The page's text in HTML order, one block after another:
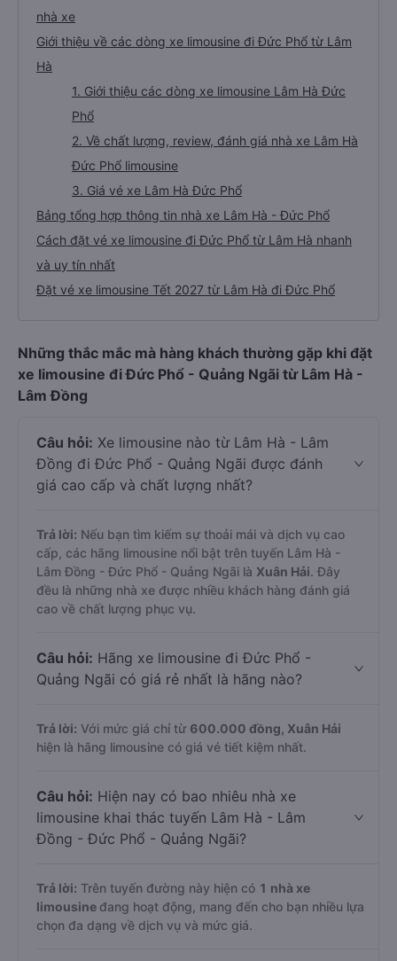
nhà xe
Giới thiệu về các dòng xe limousine đi Đức Phổ từ Lâm
Hà
1. Giới thiệu các dòng xe limousine Lâm Hà Đức
Phổ
2. Về chất lượng, review, đánh giá nhà xe Lâm Hà
Đức Phổ limousine
3. Giá vé xe Lâm Hà Đức Phổ
Bảng tổng hợp thông tin nhà xe Lâm Hà - Đức Phổ
Cách đặt vé xe limousine đi Đức Phổ từ Lâm Hà nhanh
và uy tín nhất
Đặt vé xe limousine Tết 2027 từ Lâm Hà đi Đức Phổ
Những thắc mắc mà hàng khách thường gặp khi đặt
xe limousine đi Đức Phổ - Quảng Ngãi từ Lâm Hà -
Lâm Đồng
Câu hỏi: Xe limousine nào từ Lâm Hà - Lâm
Đồng đi Đức Phổ - Quảng Ngãi được đánh
giá cao cấp và chất lượng nhất?
Trả lời: Nếu bạn tìm kiếm sự thoải mái và dịch vụ cao
cấp, các hãng limousine nổi bật trên tuyến Lâm Hà -
Lâm Đồng - Đức Phổ - Quảng Ngãi là Xuân Hải. Đây
đều là những nhà xe được nhiều khách hàng đánh giá
cao về chất lượng phục vụ.
Câu hỏi: Hãng xe limousine đi Đức Phổ -
Quảng Ngãi có giá rẻ nhất là hãng nào?
Trả lời: Với mức giá chỉ từ 600.000 đồng, Xuân Hải
hiện là hãng limousine có giá vé tiết kiệm nhất.
Câu hỏi: Hiện nay có bao nhiêu nhà xe
limousine khai thác tuyến Lâm Hà - Lâm
Đồng - Đức Phổ - Quảng Ngãi?
Trả lời: Trên tuyến đường này hiện có 1 nhà xe
limousine đang hoạt động, mang đến cho bạn nhiều lựa
chọn đa dạng về dịch vụ và mức giá.